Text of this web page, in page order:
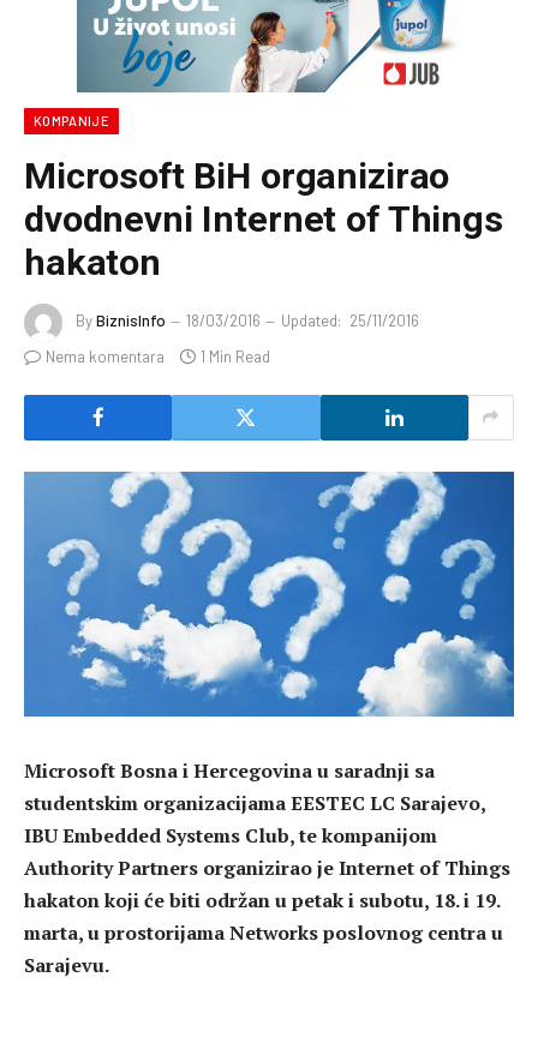
KOMPANIJE
Microsoft BiH organizirao
dvodnevni Internet of Things
hakaton
ByBiznisInfo 18/03/2016 Updated: 25/11/2016
Nema komentara
1 Min Read
Microsoft Bosna i Hercegovina u saradnji sa
studentskim organizacijama EESTEC LC Sarajevo,
IBU Embedded Systems Club, te kompanijom
Authority Partners organizirao je Internet of Things
hakaton koji će biti održan u petak i subotu, 18. i 19.
marta, u prostorijama Networks poslovnog centra u
Sarajevu.